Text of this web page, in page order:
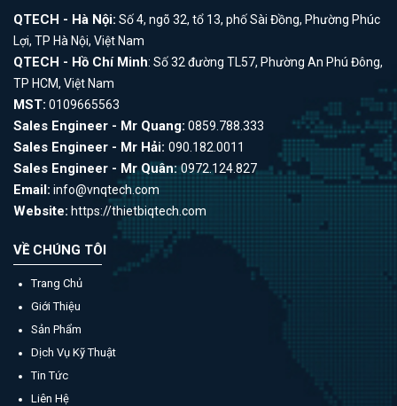
QTECH - Hà Nội: Số 4, ngõ 32, tổ 13, phố Sài Đồng, Phường Phúc
Lợi, TP Hà Nội, Việt Nam
QTECH - Hồ Chí Minh: Số 32 đường TL57, Phường An Phú Đông,
TP HCM, Việt Nam
MST: 0109665563
Sales Engineer - Mr Quang: 0859.788.333
Sales Engineer - Mr Hải: 090.182.0011
Sales Engineer - Mr Quân:0972.124.827
Email: info@vnqtech.com
Website: https://thietbiqtech.com
VỀ CHÚNG TÔI
Trang Chủ
Giới Thiệu
Sản Phẩm
Dịch Vụ Kỹ Thuật
Tin Tức
Liên Hệ